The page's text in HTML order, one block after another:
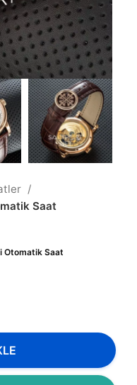
Saat
Otomatik Saat